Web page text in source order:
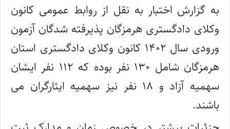
به گزارش اختبار به نقل از روابط عمومی کانون
وکلای دادگستری هرمزگان پذیرفته شدگان آزمون
ورودی سال ۱۴۰۲ کانون وکلای دادگستری استان
هرمزگان شامل ۱۳۰ نفر بوده که ۱۱۲ نفر ایشان
سهمیه آزاد و ۱۸ نفر نیز سهمیه ایثارگران می
باشند.